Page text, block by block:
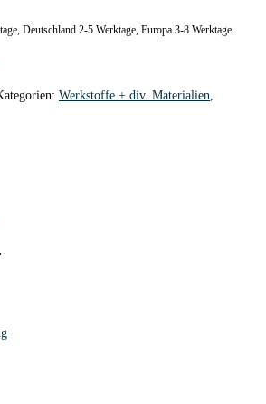
Deutschland 2-5 Werktage, Europa 3-8 Werktage
Werkstoffe + div. Materialien